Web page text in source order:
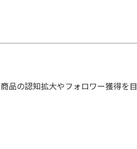
品の認知拡大やフォロワー獲得を目